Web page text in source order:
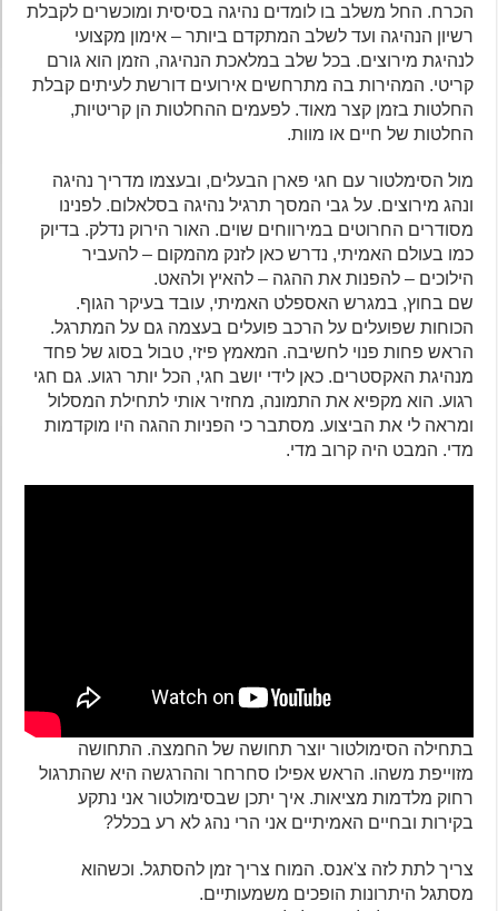
הכרח. החל משלב בו לומדים נהיגה בסיסית ומוכשרים לקבלת
רשיון הנהיגה ועד לשלב המתקדם ביותר – אימון מקצועי
לנהיגת מירוצים. בכל שלב במלאכת הנהיגה, הזמן הוא גורם
קריטי. המהירות בה מתרחשים אירועים דורשת לעיתים קבלת
החלטות בזמן קצר מאוד. לפעמים ההחלטות הן קריטיות,
החלטות של חיים או מוות.
מול הסימלטור עם חגי פארן הבעלים, ובעצמו מדריך נהיגה
ונהג מירוצים. על גבי המסך תרגיל נהיגה בסלאלום. לפנינו
מסודרים החרוטים במירווחים שוים. האור הירוק נדלק. בדיוק
כמו בעולם האמיתי, נדרש כאן לזנק מהמקום – להעביר
הילוכים – להפנות את ההגה – להאיץ ולהאט.
שם בחוץ, במגרש האספלט האמיתי, עובד בעיקר הגוף.
הכוחות שפועלים על הרכב פועלים בעצמה גם על המתרגל.
הראש פחות פנוי לחשיבה. המאמץ פיזי, טבול בסוג של פחד
מנהיגת האקסטרים. כאן לידי יושב חגי, הכל יותר רגוע. גם חגי
רגוע. הוא מקפיא את התמונה, מחזיר אותי לתחילת המסלול
ומראה לי את הביצוע. מסתבר כי הפניות ההגה היו מוקדמות
מדי. המבט היה קרוב מדי.
בתחילה הסימולטור יוצר תחושה של החמצה. התחושה
מזוייפת משהו. הראש אפילו סחרחר וההרגשה היא שהתרגול
רחוק מלדמות מציאות. איך יתכן שבסימולטור אני נתקע
בקירות ובחיים האמיתיים אני הרי נהג לא רע בכלל?
צריך לתת לזה צ'אנס. המוח צריך זמן להסתגל. וכשהוא
מסתגל היתרונות הופכים משמעותיים.